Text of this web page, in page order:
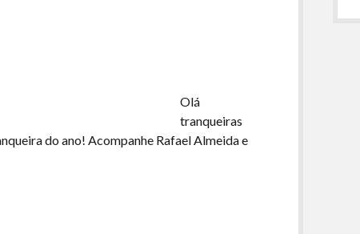
Olá
tranqueiras
do ano! Acompanhe Rafael Almeida e